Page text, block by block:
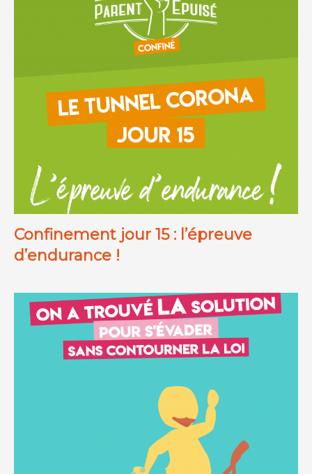
Confinement jour 15 : l’épreuve
d’endurance !